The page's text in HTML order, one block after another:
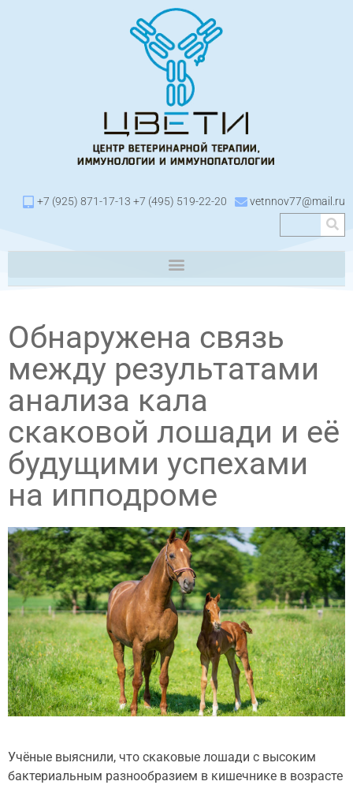
+7 (925) 871-17-13 +7 (495) 519-22-20 vetnnov77@mail.ru
Обнаружена связь
между результатами
анализа кала
скаковой лошади и её
будущими успехами
на ипподроме
Учёные выяснили, что скаковые лошади с высоким
бактериальным разнообразием в кишечнике в возрасте